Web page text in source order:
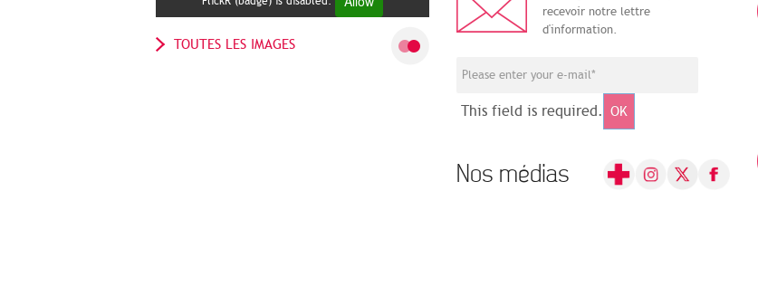
TOUTES LES IMAGES
recevoir notre lettre
d'information.
This field is required. OK
Nos médias